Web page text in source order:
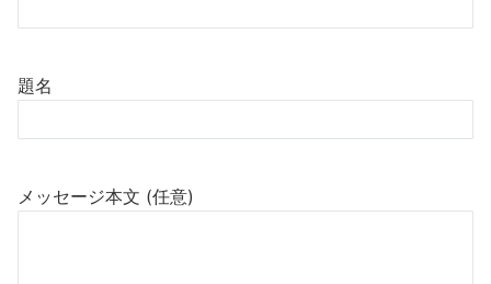
題名
メッセージ本文 (任意)